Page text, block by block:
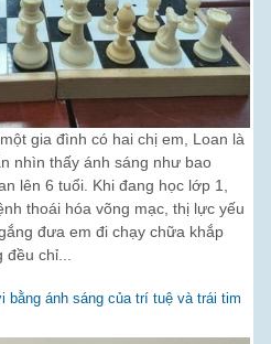
gia đình có hai chị em, Loan là
nhìn thấy ánh sáng như bao
lên 6 tuổi. Khi đang học lớp 1,
thoái hóa võng mạc, thị lực yếu
đưa em đi chạy chữa khắp
chỉ...
ánh sáng của trí tuệ và trái tim